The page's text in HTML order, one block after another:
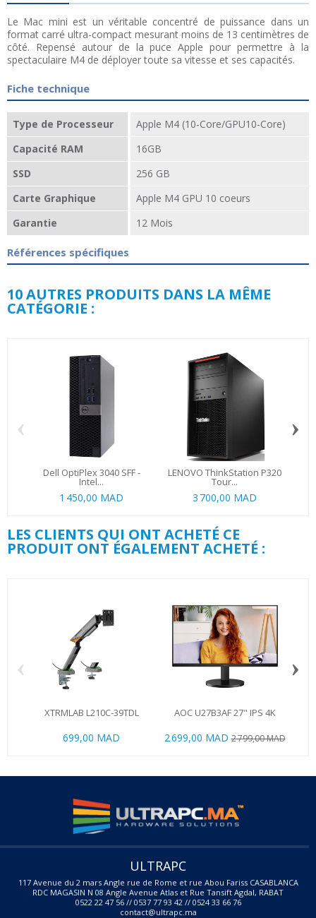
Le Mac mini est un véritable concentré de puissance dans un
format carré ultra-compact mesurant moins de 13 centimètres de
côté. Repensé autour de la puce Apple pour permettre à la
spectaculaire M4 de déployer toute sa vitesse et ses capacités.
Fiche technique
Type de Processeur
Apple M4 (10-Core/GPU10-Core)
Capacité RAM
16GB
SSD
256 GB
Carte Graphique
Apple M4 GPU 10 coeurs
Garantie
12 Mois
Références spécifiques
10 AUTRES PRODUITS DANS LA MÊME
CATÉGORIE :
Dell OptiPlex 3040 SFF -
Intel...
1 450,00 MAD
LENOVO ThinkStation P320
Tour...
3 700,00 MAD
‹ ›
LES CLIENTS QUI ONT ACHETÉ CE
PRODUIT ONT ÉGALEMENT ACHETÉ :
XTRMLAB L210C-39TDL
699,00 MAD
AOC U27B3AF 27" IPS 4K
2 699,00 MAD 2 799,00 MAD
‹ ›
ULTRAPC
117 Avenue du 2 mars Angle rue de Rome et rue Abou Fariss CASABLANCA
RDC MAGASIN N 08 Angle Avenue Atlas et Rue Tansift Agdal, RABAT
0522 22 47 56 // 0537 77 93 42 // 0524 33 66 76
contact@ultrapc.ma